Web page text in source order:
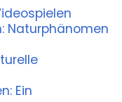
Naturphänomen
Ein